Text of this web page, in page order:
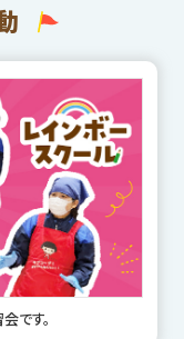
です。